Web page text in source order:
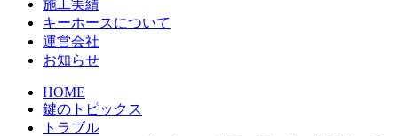
施工実績
キーホースについて
運営会社
お知らせ
HOME
鍵のトピックス
トラブル